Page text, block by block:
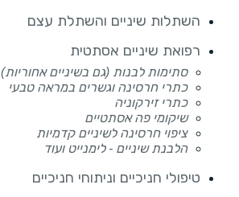
השתלות שיניים והשתלת עצם
רפואת שיניים אסתטית
סתימות לבנות (גם בשיניים אחוריות)
כתרי חרסינה וגשרים במראה טבעי
כתרי זירקוניה
שיקומי פה אסתטיים
ציפוי חרסינה לשיניים קדמיות
הלבנת שיניים - לימנייט ועוד
טיפולי חניכיים וניתוחי חניכיים